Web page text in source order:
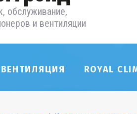
обслуживание,
и вентиляции
ВЕНТИЛЯЦИЯ ROYAL